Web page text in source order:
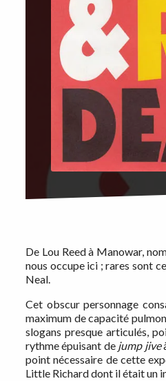
De Lou Reed à Manowar,
nous occupe ici ; rares sont
Neal.
Cet obscur personnage
maximum de capacité
slogans presque articulés,
rythme épuisant de jump jive
point nécessaire de cette
Little Richard dont il était un